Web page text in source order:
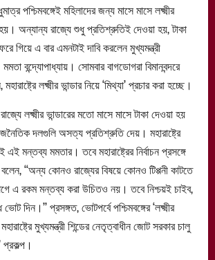
পশ্চিমবঙ্গেই মহিলাদের জন্য মাসে মাসে লক্ষ্মীর
হয়। অন্যান্য রাজ্যে শুধু প্রতিশ্রুতিই দেওয়া হয়, টাকা
গিয়ে এ বার এমনটাই দাবি করলেন মুখ্যমন্ত্রী
বন্দ্যোপাধ্যায়। সোমবার বাগডোগরা বিমানবন্দরে
লক্ষ্মীর ভান্ডার নিয়ে ‘মিথ্যা’ প্রচার করা হচ্ছে।
লক্ষ্মীর ভান্ডারের মতো মাসে মাসে টাকা দেওয়া হয়
দলগুলি অসত্য প্রতিশ্রুতি দেয়। মহারাষ্ট্রে
এই মন্তব্য মমতার। তবে মহারাষ্ট্রের নির্বাচন প্রসঙ্গে
‘‘অন্য কোনও রাজ্যের বিষয়ে কোনও টিপ্পনী কাটতে
এ রকম মন্তব্য করা উচিতও নয়। তবে নিশ্চয়ই চাইব,
দিন।’’ প্রসঙ্গত, ভোটপর্বে পশ্চিমবঙ্গের ‘লক্ষ্মীর
মহারাষ্ট্রে মুখ্যমন্ত্রী শিন্ডের নেতৃত্বাধীন জোট সরকার চালু
প্রকল্প।